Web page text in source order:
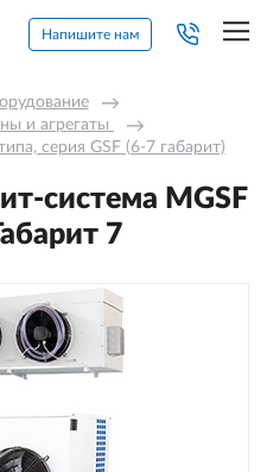
Напишите нам
→
и агрегаты →
серия GSF (6-7 габарит)
система МGSF
7